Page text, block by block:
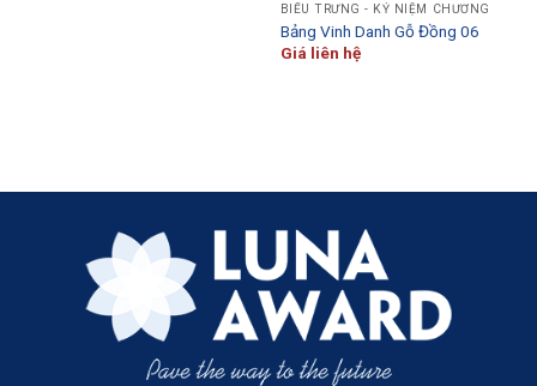
BIỂU TRƯNG - KỶ NIỆM CHƯƠNG
Bảng Vinh Danh Gỗ Đồng 06
Giá liên hệ